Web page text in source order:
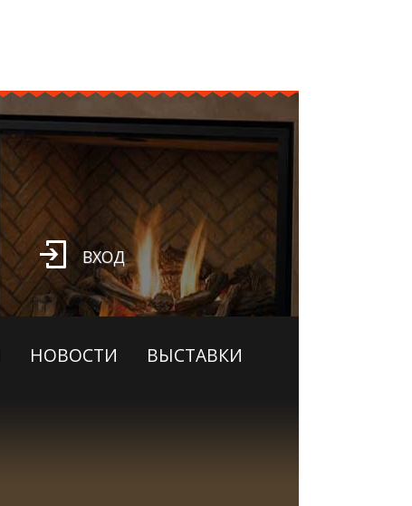
ВХОД
НОВОСТИ ВЫСТАВКИ